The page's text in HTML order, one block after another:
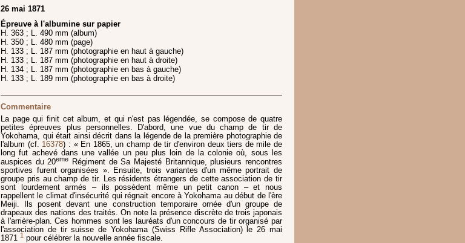
26 mai 1871
Épreuve à l'albumine sur papier
H. 363 ; L. 490 mm (album)
H. 350 ; L. 480 mm (page)
H. 133 ; L. 187 mm (photographie en haut à gauche)
H. 133 ; L. 187 mm (photographie en haut à droite)
H. 134 ; L. 187 mm (photographie en bas à gauche)
H. 133 ; L. 189 mm (photographie en bas à droite)
Commentaire
La page qui finit cet album, et qui n'est pas légendée, se compose de quatre
petites épreuves plus personnelles. D'abord, une vue du champ de tir de
Yokohama, qui était ainsi décrit dans la légende de la première photographie de
l'album (cf. 16378) : « En 1865, un champ de tir d'environ deux tiers de mile de
long fut achevé dans une vallée un peu plus loin de la colonie où, sous les
auspices du 20eme Régiment de Sa Majesté Britannique, plusieurs rencontres
sportives furent organisées ». Ensuite, trois variantes d'un même portrait de
groupe pris au champ de tir. Les résidents étrangers de cette association de tir
sont lourdement armés – ils possèdent même un petit canon – et nous
rappellent le climat d'insécurité qui régnait encore à Yokohama au début de l'ère
Meiji. Ils posent devant une construction temporaire ornée d'un groupe de
drapeaux des nations des traités. On note la présence discrète de trois japonais
à l'arrière-plan. Ces hommes sont les lauréats d'un concours de tir organisé par
l'association de tir suisse de Yokohama (Swiss Rifle Association) le 26 mai
1871
1 pour célébrer la nouvelle année fiscale.